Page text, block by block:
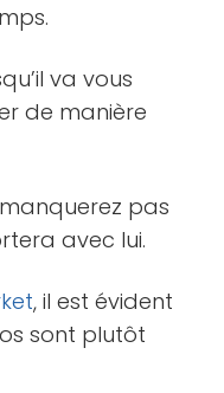
va vous
de manière
pas
avec lui.
, il est évident
sont plutôt